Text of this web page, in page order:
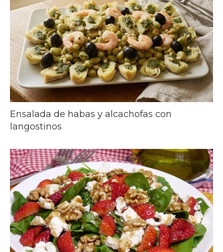
Ensalada de habas y alcachofas con
langostinos